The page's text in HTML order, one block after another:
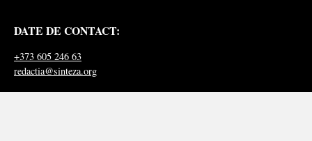
DATE DE CONTACT:
+373 605 246 63
redactia@sinteza.org